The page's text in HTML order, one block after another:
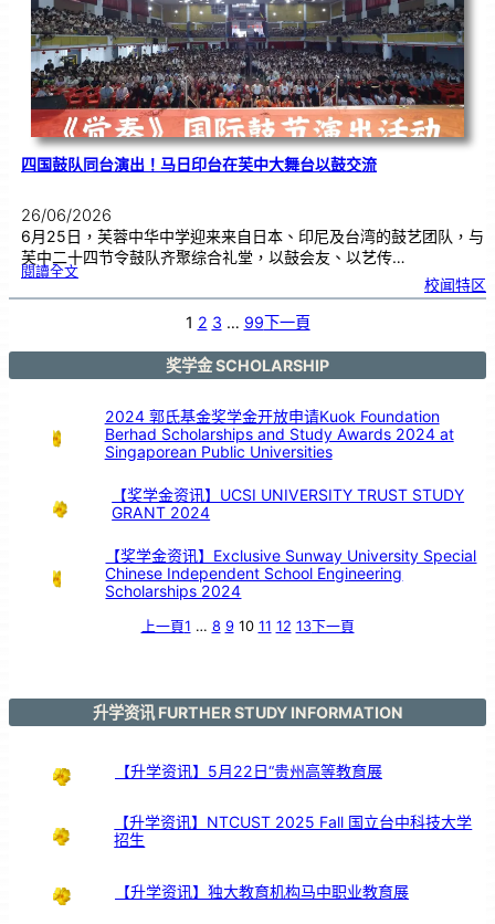
四国鼓队同台演出！马日印台在芙中大舞台以鼓交流
26/06/2026
6月25日，芙蓉中华中学迎来来自日本、印尼及台湾的鼓艺团队，与
芙中二十四节令鼓队齐聚综合礼堂，以鼓会友、以艺传…
閱讀全文:四
队
日
在
校闻特区
1 2 3 … 99下一頁
奖学金 SCHOLARSHIP
2024 郭氏基金奖学金开放申请Kuok Foundation
Berhad Scholarships and Study Awards 2024 at
Singaporean Public Universities
【奖学金资讯】UCSI UNIVERSITY TRUST STUDY
GRANT 2024
【奖学金资讯】Exclusive Sunway University Special
Chinese Independent School Engineering
Scholarships 2024
上一頁1 … 8 9 10 11 12 13下一頁
升学资讯 FURTHER STUDY INFORMATION
【升学资讯】5月22日“贵州高等教育展
【升学资讯】NTCUST 2025 Fall 国立台中科技大学
招生
【升学资讯】独大教育机构马中职业教育展